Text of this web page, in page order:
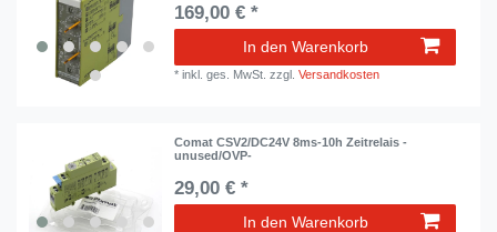
169,00 € *
In den Warenkorb
*inkl. ges. MwSt. zzgl.Versandkosten
Comat CSV2/DC24V 8ms-10h Zeitrelais -
unused/OVP-
29,00 € *
In den Warenkorb